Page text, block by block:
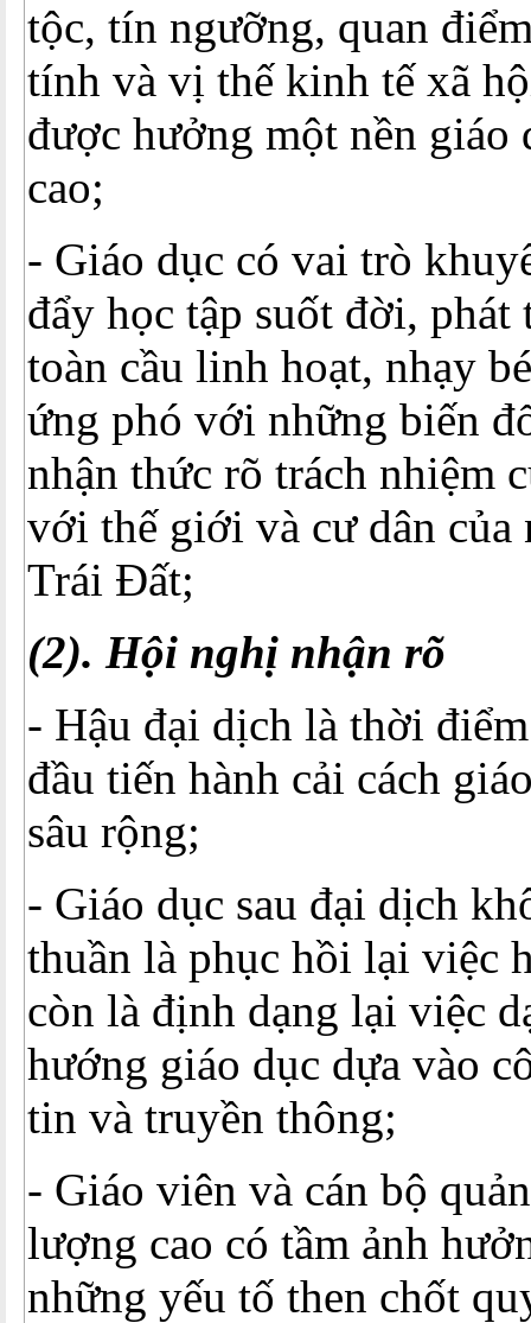
tộc, tín ngưỡng, quan
tính và vị thế kinh tế xã
được hưởng một nền giáo
cao;
- Giáo dục có vai trò
đẩy học tập suốt đời, phát
toàn cầu linh hoạt, nhạy
ứng phó với những biến
nhận thức rõ trách nhiệm
với thế giới và cư dân của
Trái Đất;
(2). Hội nghị nhận rõ
- Hậu đại dịch là thời
đầu tiến hành cải cách
sâu rộng;
- Giáo dục sau đại dịch
thuần là phục hồi lại việc
còn là định dạng lại việc
hướng giáo dục dựa vào
tin và truyền thông;
- Giáo viên và cán bộ
lượng cao có tầm ảnh
những yếu tố then chốt